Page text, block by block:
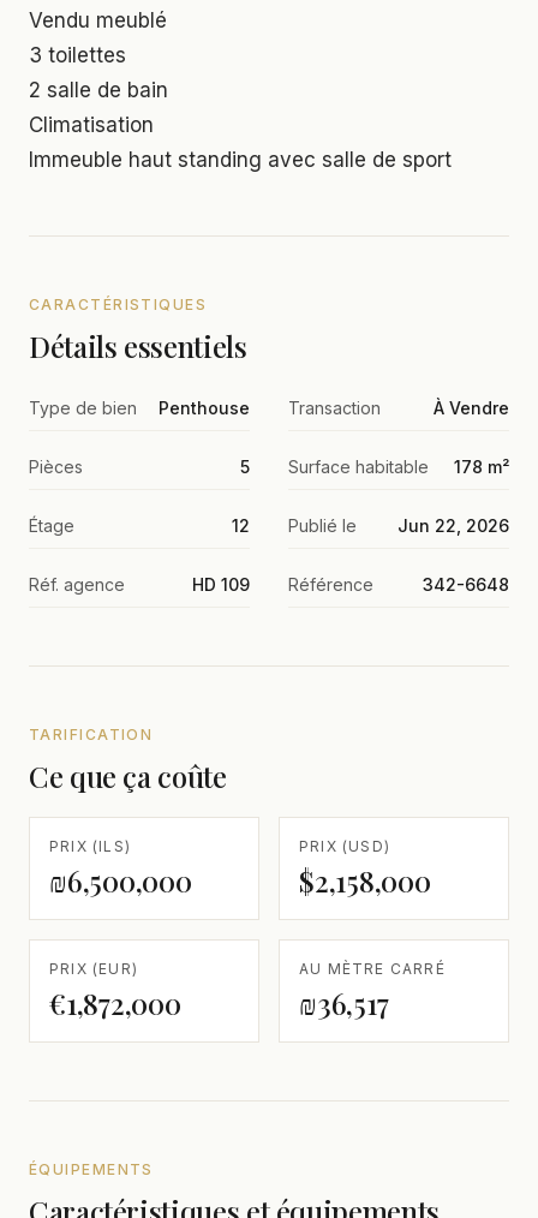
Vendu meublé
3 toilettes
2 salle de bain
Climatisation
Immeuble haut standing avec salle de sport
CARACTÉRISTIQUES
Détails essentiels
Type de bien Penthouse Transaction À Vendre
Pièces 5 Surface habitable 178 m²
Étage 12 Publié le Jun 22, 2026
Réf. agence HD 109 Référence 342-6648
TARIFICATION
Ce que ça coûte
PRIX (ILS)
₪6,500,000
PRIX (USD)
$2,158,000
PRIX (EUR)
€1,872,000
AU MÈTRE CARRÉ
₪36,517
ÉQUIPEMENTS